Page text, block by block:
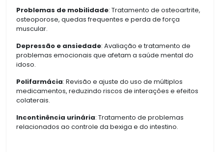
Problemas de mobilidade: Tratamento de osteoartrite,
osteoporose, quedas frequentes e perda de força
muscular.
Depressão e ansiedade: Avaliação e tratamento de
problemas emocionais que afetam a saúde mental do
idoso.
Polifarmácia: Revisão e ajuste do uso de múltiplos
medicamentos, reduzindo riscos de interações e efeitos
colaterais.
Incontinência urinária: Tratamento de problemas
relacionados ao controle da bexiga e do intestino.